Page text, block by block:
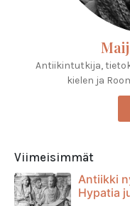
Antiikintutkija,
kielen ja
Viimeisimmät
Antiikki
Hypatia